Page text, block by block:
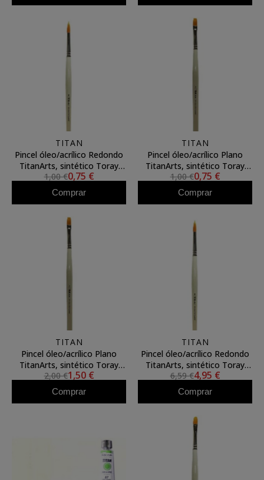
TITAN
Pincel óleo/acrílico Redondo
TitanArts, sintético Toray
3595/0
1,00 €0,75 €
Comprar
TITAN
Pincel óleo/acrílico Plano
TitanArts, sintético Toray
3594/0
1,00 €0,75 €
Comprar
TITAN
Pincel óleo/acrílico Plano
TitanArts, sintético Toray
3594/8
2,00 €1,50 €
Comprar
TITAN
Pincel óleo/acrílico Redondo
TitanArts, sintético Toray
3595/24
6,59 €4,95 €
Comprar